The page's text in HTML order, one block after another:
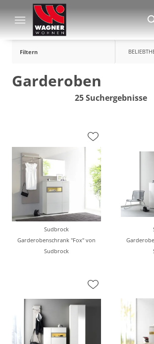
Filtern
Garderoben
25 Suchergebnisse
Sudbrock
Garderobenschrank "Fox" von
Sudbrock